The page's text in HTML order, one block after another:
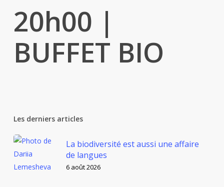
20h00 |
BUFFET BIO
Les derniers articles
La biodiversité est aussi une affaire
de langues
6 août 2026